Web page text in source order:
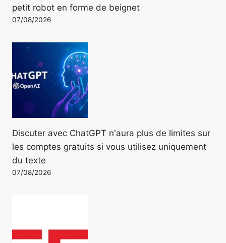
petit robot en forme de beignet
07/08/2026
Discuter avec ChatGPT n'aura plus de limites sur
les comptes gratuits si vous utilisez uniquement
du texte
07/08/2026